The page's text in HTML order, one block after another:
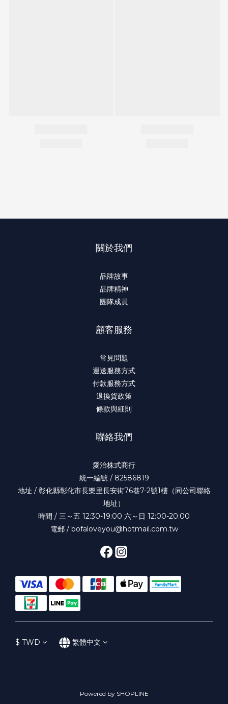
關於我們
品牌故事
品牌精神
團隊成員
顧客服務
常見問題
運送服務方式
付款服務方式
退換貨政策
條款與細則
聯絡我們
愛治株式商行
統一編號 / 82586819
地址 / 彰化縣彰化市長樂里長安街76巷7-2號1樓（同公司聯絡
地址）
時間 / 三～五 12:30-19:00 六～日 12:00-20:00
電郵 / bofaloveyou@hotmail.com.tw
$ TWD 繁體中文
Powered by SHOPLINE